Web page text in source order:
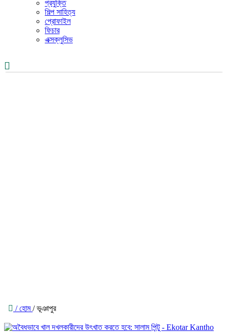
প্রযুক্তি
শিল্প সাহিত্য
প্রোফাইল
ফিচার
এক্সক্লুসিভ
/ হোম/ ভূঞাপুর